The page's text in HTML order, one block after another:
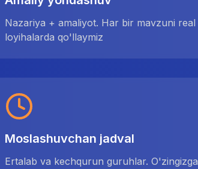
Nazariya + amaliyot. Har bir mavzuni real
loyihalarda qo'llaymiz
Moslashuvchan jadval
Ertalab va kechqurun guruhlar. O'zingizga